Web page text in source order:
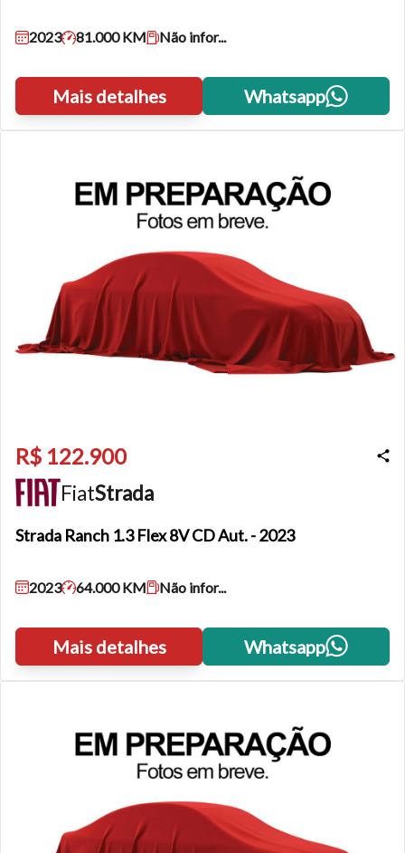
2023 81.000 KM Não infor...
Mais detalhes Whatsapp
R$ 122.900
FiatStrada
Strada Ranch 1.3 Flex 8V CD Aut. - 2023
2023 64.000 KM Não infor...
Mais detalhes Whatsapp